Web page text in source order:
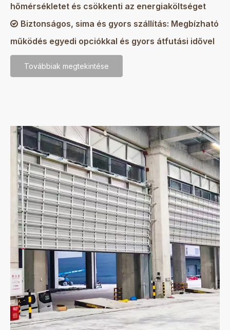
hőmérsékletet és csökkenti az energiaköltséget
 Biztonságos, sima és gyors szállítás: Megbízható
működés egyedi opciókkal és gyors átfutási idővel
Továbbiak megtekintése